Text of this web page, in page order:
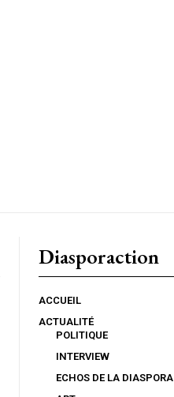
Diasporaction
ACCUEIL
ACTUALITÉ
POLITIQUE
INTERVIEW
ECHOS DE LA DIASPORA